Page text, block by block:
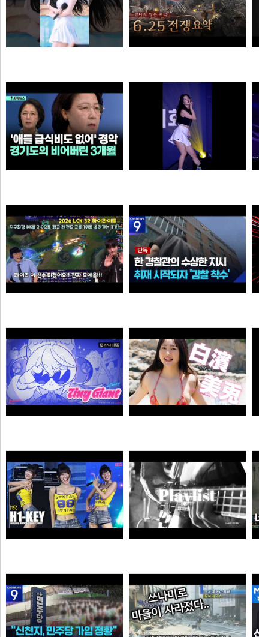
해골
질주머신
손예진
이영자
소주반샷
크롬
픽샤워
곰비서
픽도리
순대국